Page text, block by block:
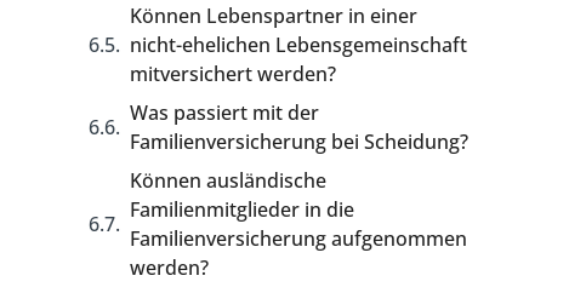
Können Lebenspartner in einer
nicht-ehelichen Lebensgemeinschaft
mitversichert werden?
Was passiert mit der
Familienversicherung bei Scheidung?
Können ausländische
Familienmitglieder in die
Familienversicherung aufgenommen
werden?